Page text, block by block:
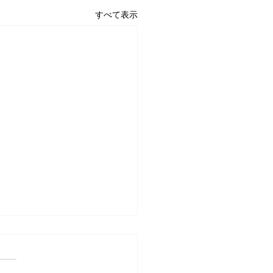
すべて表示